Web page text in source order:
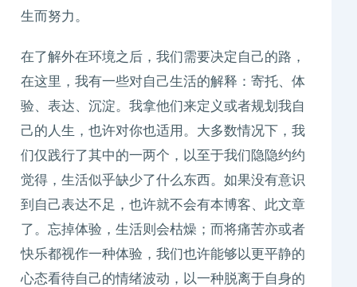
生而努力。
在了解外在环境之后，我们需要决定自己的路，
在这里，我有一些对自己生活的解释：寄托、体
验、表达、沉淀。我拿他们来定义或者规划我自
己的人生，也许对你也适用。大多数情况下，我
们仅践行了其中的一两个，以至于我们隐隐约约
觉得，生活似乎缺少了什么东西。如果没有意识
到自己表达不足，也许就不会有本博客、此文章
了。忘掉体验，生活则会枯燥；而将痛苦亦或者
快乐都视作一种体验，我们也许能够以更平静的
心态看待自己的情绪波动，以一种脱离于自身的